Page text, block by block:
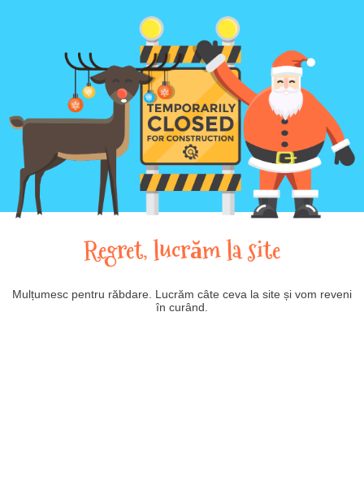
Regret, lucrăm la site
Mulțumesc pentru răbdare. Lucrăm câte ceva la site și vom reveni
în curând.